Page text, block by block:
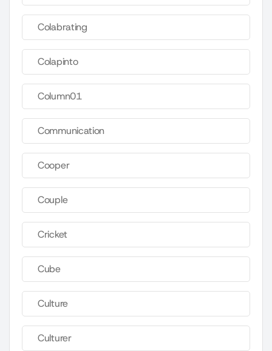
Colabrating
Colapinto
Column01
Communication
Cooper
Couple
Cricket
Cube
Culture
Culturer